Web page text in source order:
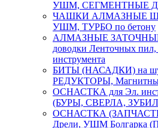
УШМ, СЕГМЕНТНЫЕ
ЧАШКИ АЛМАЗНЫЕ
УШМ, ТУРБО по бетону
АЛМАЗНЫЕ ЗАТОЧНЫЕ
доводки Ленточных пил,
инструмента
БИТЫ (НАСАДКИ) на
РЕДУКТОРЫ, Магнитные
ОСНАСТКА для Эл.
(БУРЫ, СВЕРЛА,
ОСНАСТКА (ЗАПЧАСТИ)
Дрели, УШМ Болгарка